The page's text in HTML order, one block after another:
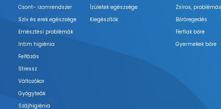
Csont- izomrendszer
Szív és erek egészsége
Emésztési problémák
Intim higiénia
Felfázás
Stressz
Változókor
Gyógyteák
Szájhigiénia
Ízületek egészsége
Kiegészítők
Zsíros,
Bőröregedés
Férfiak bőre
Gyermekek bőre